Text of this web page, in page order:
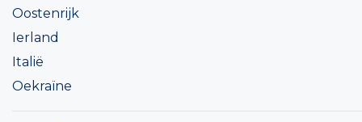
Oostenrijk
Ierland
Italië
Oekraïne